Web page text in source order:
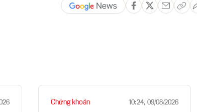
Chứng khoán 10:24, 09/08/2026